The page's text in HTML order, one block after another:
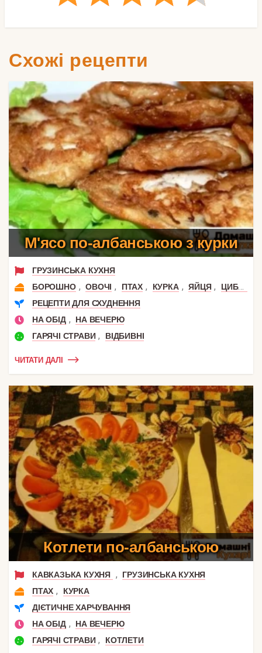
Схожі рецепти
М'ясо по-албанською з курки
ГРУЗИНСЬКА КУХНЯ
БОРОШНО , ОВОЧІ , ПТАХ , КУРКА , ЯЙЦЯ , ЦИБУЛЯ
РЕЦЕПТИ ДЛЯ СХУДНЕННЯ
НА ОБІД ,
НА ВЕЧЕРЮ
ГАРЯЧІ СТРАВИ , ВІДБИВНІ
ЧИТАТИ ДАЛІ
Котлети по-албанською
КАВКАЗЬКА КУХНЯ ,
ГРУЗИНСЬКА КУХНЯ
ПТАХ ,
КУРКА
ДІЄТИЧНЕ ХАРЧУВАННЯ
НА ОБІД ,
НА ВЕЧЕРЮ
ГАРЯЧІ СТРАВИ , КОТЛЕТИ